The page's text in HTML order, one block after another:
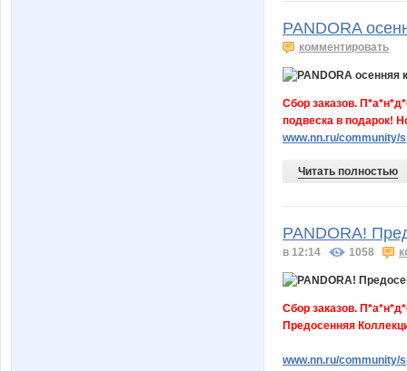
PANDORA
комментировать
Сбор заказов.
подвеска в подарок!
www.nn.ru/community/
Читать полностью
PANDORA!
в 12:14 1058
Сбор заказов.
Предосенняя
www.nn.ru/community/